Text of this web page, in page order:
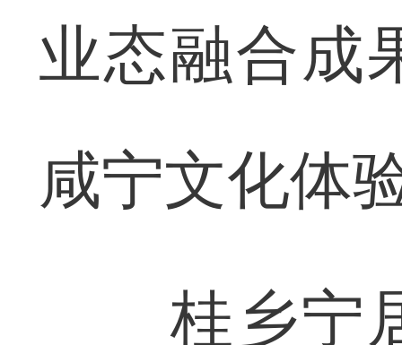
业态融合成
咸宁文化体
桂乡宁居